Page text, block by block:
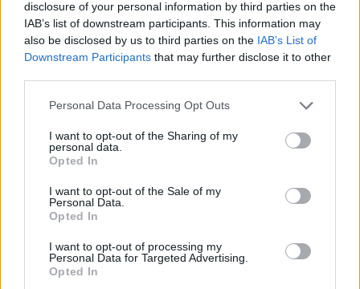
disclosure of your personal information by third parties on the
IAB’s list of downstream participants. This information may
also be disclosed by us to third parties on the IAB’s List of
Downstream Participants that may further disclose it to other
Personal Data Processing Opt Outs
I want to opt-out of the Sharing of my
personal data.
Opted In
I want to opt-out of the Sale of my
Personal Data.
Opted In
I want to opt-out of processing my
Personal Data for Targeted Advertising.
Opted In
Σχετικά Άρθρα